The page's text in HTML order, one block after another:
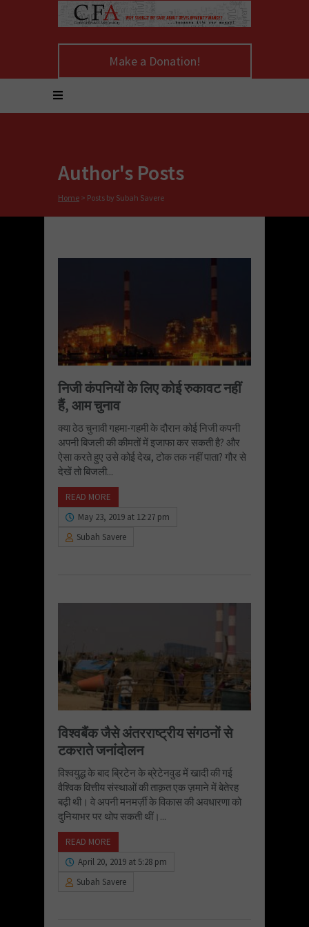
Make a Donation!
Author's Posts
Home > Posts by Subah Savere
निजी कंपनियों के लिए कोई रुकावट नहीं
हैं, आम चुनाव
क्या ठेठ चुनावी गहमा-गहमी के दौरान कोई निजी कपनी
अपनी बिजली की कीमतों में इजाफा कर सकती है? और
ऐसा करते हुए उसे कोई देख, टोक तक नहीं पाता? गौर से
देखें तो बिजली...
READ MORE
May 23, 2019 at 12:27 pm
Subah Savere
विश्वबैंक जैसे अंतरराष्ट्रीय संगठनों से
टकराते जनांदोलन
विश्वयुद्ध के बाद ब्रिटेन के ब्रेटेनवुड में खादी की गई
वैश्विक वित्तीय संस्थाओं की ताक़त एक ज़माने में बेतेरह
बढ़ी थी। वे अपनी मनमर्ज़ी के विकास की अवधारणा को
दुनियाभर पर थोप सकती थीं।...
READ MORE
April 20, 2019 at 5:28 pm
Subah Savere